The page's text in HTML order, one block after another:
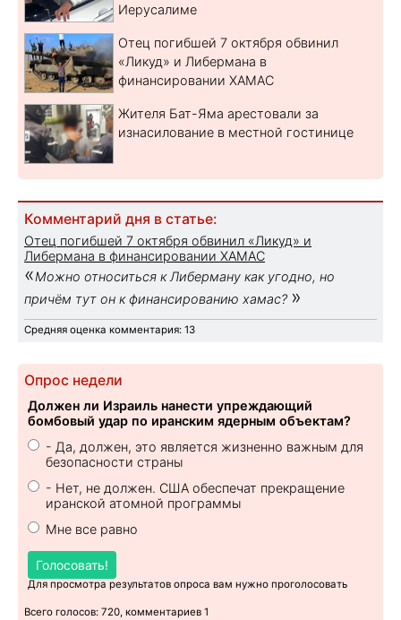
Иерусалиме
Отец погибшей 7 октября обвинил
«Ликуд» и Либермана в
финансировании ХАМАС
Жителя Бат-Яма арестовали за
изнасилование в местной гостинице
Комментарий дня в статье:
Отец погибшей 7 октября обвинил «Ликуд» и
Либермана в финансировании ХАМАС
«Можно относиться к Либерману как угодно, но
причём тут он к финансированию хамас? »
Средняя оценка комментария: 13
Опрос недели
Должен ли Израиль нанести упреждающий
бомбовый удар по иранским ядерным объектам?
- Да, должен, это является жизненно важным для
безопасности страны
- Нет, не должен. США обеспечат прекращение
иранской атомной программы
Мне все равно
Голосовать!
Для просмотра результатов опроса вам нужно проголосовать
Всего голосов: 720, комментариев 1